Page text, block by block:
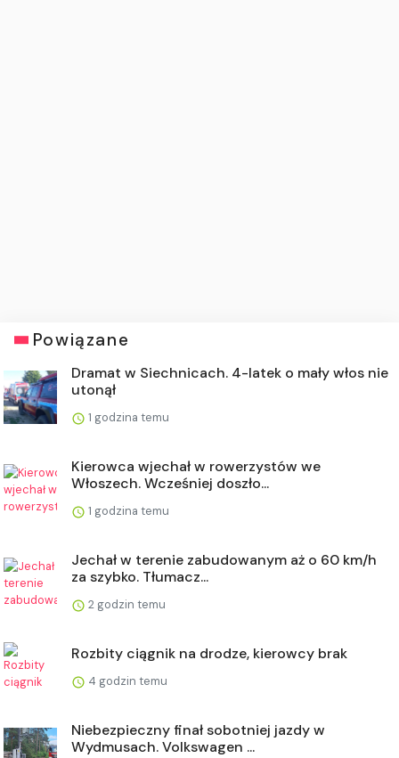
Powiązane
Dramat w Siechnicach. 4-latek o mały włos nie
utonął
1 godzina temu
Kierowca wjechał w rowerzystów we
Włoszech. Wcześniej doszło...
1 godzina temu
Jechał w terenie zabudowanym aż o 60 km/h
za szybko. Tłumacz...
2 godzin temu
Rozbity ciągnik na drodze, kierowcy brak
4 godzin temu
Niebezpieczny finał sobotniej jazdy w
Wydmusach. Volkswagen ...